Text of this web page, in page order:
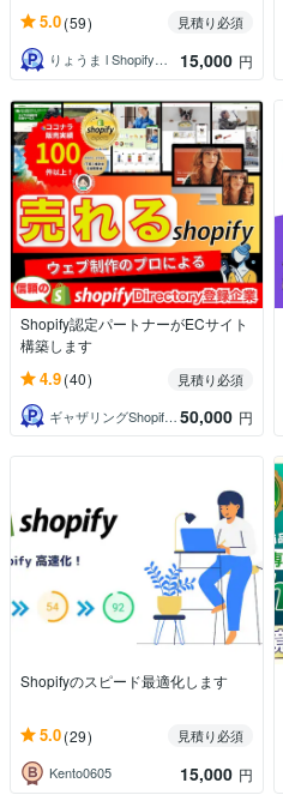
5.0(59)
見積り必須
りょうま l Shopifyエンジニア
15,000 円
Shopify認定パートナーがECサイト
構築します
4.9(40)
見積り必須
ギャザリングShopify認定パートナー 50,000 円
Shopifyのスピード最適化します
5.0(29)
見積り必須
Kento0605
15,000 円